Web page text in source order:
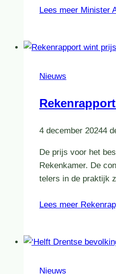
Lees meer Minister
Nieuws
4 december 20244
De prijs voor het
Rekenkamer. De
telers in de praktijk
Lees meer
Nieuws